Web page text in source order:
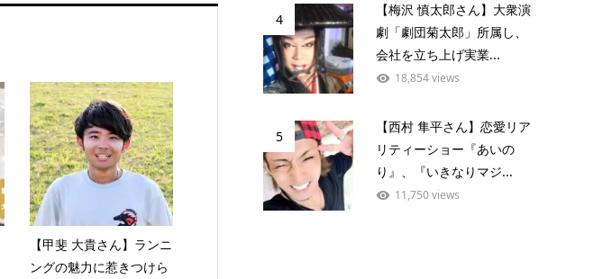
【甲斐 大貴さん】ランニ
ングの魅力に惹きつけら
4
【梅沢 慎太郎さん】大衆演
劇「劇団菊太郎」所属し、
会社を立ち上げ実業...
18,854 views
5
【西村 隼平さん】恋愛リア
リティーショー『あいの
り』、『いきなりマジ...
11,750 views